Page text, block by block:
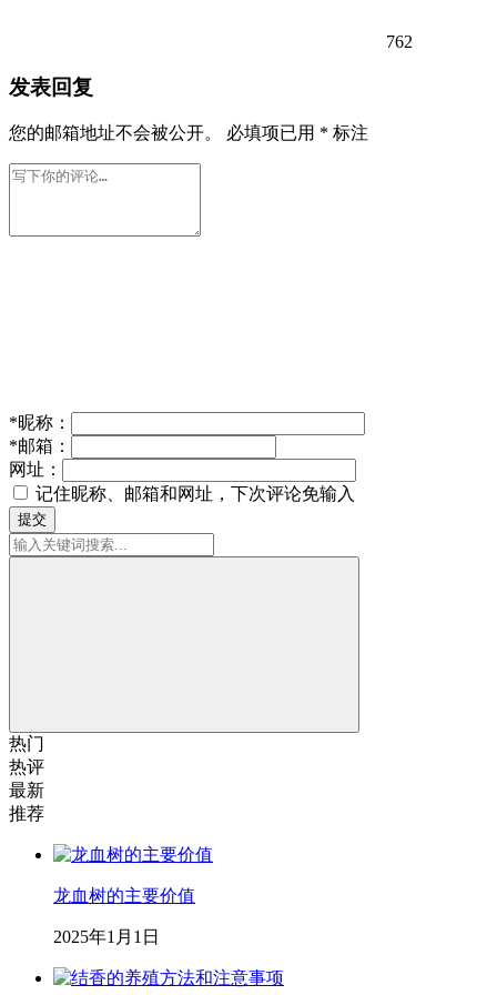
762
发表回复
您的邮箱地址不会被公开。 必填项已用 * 标注
*昵称：
*邮箱：
网址：
记住昵称、邮箱和网址，下次评论免输入
提交
热门
热评
最新
推荐
龙血树的主要价值
2025年1月1日